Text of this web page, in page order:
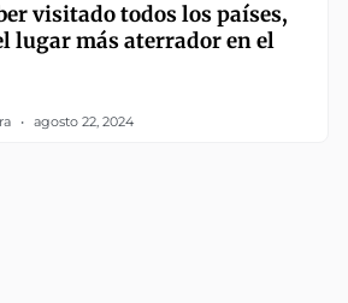
visitado todos los países,
lugar más aterrador en el
agosto 22, 2024